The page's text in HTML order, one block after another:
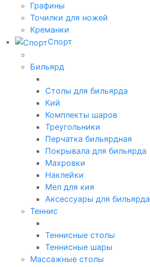
Графины
Точилки для ножей
Креманки
Спорт
Бильярд
Столы для бильярда
Кий
Комплекты шаров
Треугольники
Перчатка бильярдная
Покрывала для бильярда
Махровки
Наклейки
Мел для кия
Аксессуары для бильярда
Теннис
Теннисные столы
Теннисные шары
Массажные столы